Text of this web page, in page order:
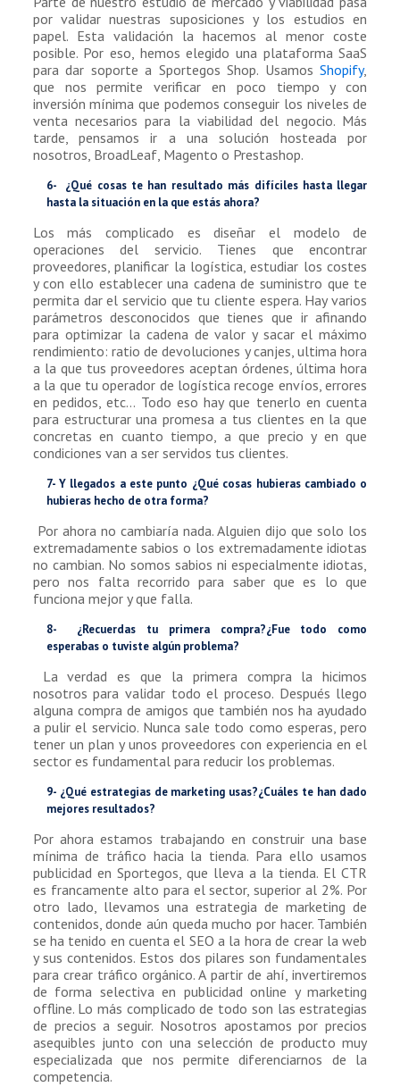
por validar nuestras suposiciones y los estudios en
papel. Esta validación la hacemos al menor coste
posible. Por eso, hemos elegido una plataforma SaaS
para dar soporte a Sportegos Shop. UsamosShopify,
que nos permite verificar en poco tiempo y con
inversión mínima que podemos conseguir los niveles de
venta necesarios para la viabilidad del negocio. Más
tarde, pensamos ir a una solución hosteada por
nosotros, BroadLeaf, Magento o Prestashop.
6- ¿Qué cosas te han resultado más difíciles hasta llegar
hasta la situación en la que estás ahora?
Los más complicado es diseñar el modelo de
operaciones del servicio. Tienes que encontrar
proveedores, planificar la logística, estudiar los costes
y con ello establecer una cadena de suministro que te
permita dar el servicio que tu cliente espera. Hay varios
parámetros desconocidos que tienes que ir afinando
para optimizar la cadena de valor y sacar el máximo
rendimiento: ratio de devoluciones y canjes, ultima hora
a la que tus proveedores aceptan órdenes, última hora
a la que tu operador de logística recoge envíos, errores
en pedidos, etc… Todo eso hay que tenerlo en cuenta
para estructurar una promesa a tus clientes en la que
concretas en cuanto tiempo, a que precio y en que
condiciones van a ser servidos tus clientes.
7- Y llegados a este punto ¿Qué cosas hubieras cambiado o
hubieras hecho de otra forma?
Por ahora no cambiaría nada. Alguien dijo que solo los
extremadamente sabios o los extremadamente idiotas
no cambian. No somos sabios ni especialmente idiotas,
pero nos falta recorrido para saber que es lo que
funciona mejor y que falla.
8- ¿Recuerdas tu primera compra?¿Fue todo como
esperabas o tuviste algún problema?
La verdad es que la primera compra la hicimos
nosotros para validar todo el proceso. Después llego
alguna compra de amigos que también nos ha ayudado
a pulir el servicio. Nunca sale todo como esperas, pero
tener un plan y unos proveedores con experiencia en el
sector es fundamental para reducir los problemas.
9- ¿Qué estrategias de marketing usas?¿Cuáles te han dado
mejores resultados?
Por ahora estamos trabajando en construir una base
mínima de tráfico hacia la tienda. Para ello usamos
publicidad en Sportegos, que lleva a la tienda. El CTR
es francamente alto para el sector, superior al 2%. Por
otro lado, llevamos una estrategia de marketing de
contenidos, donde aún queda mucho por hacer. También
se ha tenido en cuenta el SEO a la hora de crear la web
y sus contenidos. Estos dos pilares son fundamentales
para crear tráfico orgánico. A partir de ahí, invertiremos
de forma selectiva en publicidad online y marketing
offline. Lo más complicado de todo son las estrategias
de precios a seguir. Nosotros apostamos por precios
asequibles junto con una selección de producto muy
especializada que nos permite diferenciarnos de la
competencia.